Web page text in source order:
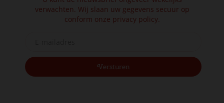
verwachten. Wij slaan uw gegevens secuur op
conform onze privacy policy.